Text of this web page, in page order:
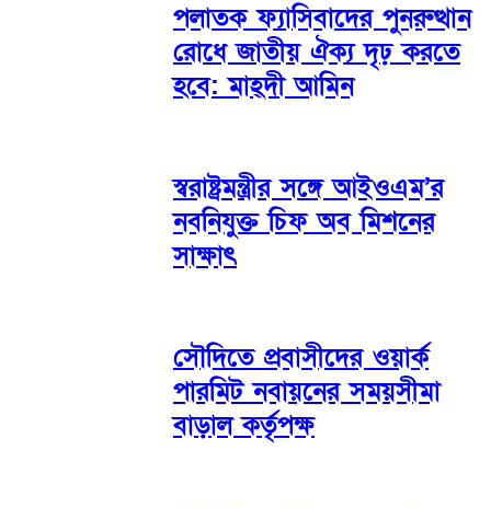
পলাতক ফ্যাসিবাদের পুনরুত্থান
রোধে জাতীয় ঐক্য দৃঢ় করতে
হবে: মাহ্দী আমিন
স্বরাষ্ট্রমন্ত্রীর সঙ্গে আইওএম’র
নবনিযুক্ত চিফ অব মিশনের
সাক্ষাৎ
সৌদিতে প্রবাসীদের ওয়ার্ক
পারমিট নবায়নের সময়সীমা
বাড়াল কর্তৃপক্ষ